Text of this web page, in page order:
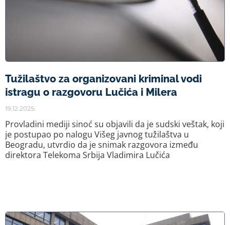
Tužilaštvo za organizovani kriminal vodi
istragu o razgovoru Lučića i Milera
19.12.2025.
Provladini mediji sinoć su objavili da je sudski veštak, koji
je postupao po nalogu Višeg javnog tužilaštva u
Beogradu, utvrdio da je snimak razgovora između
direktora Telekoma Srbija Vladimira Lučića